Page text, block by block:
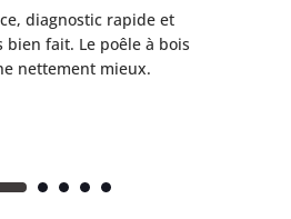
diagnostic rapide et
bien fait. Le poêle à bois
nettement mieux.